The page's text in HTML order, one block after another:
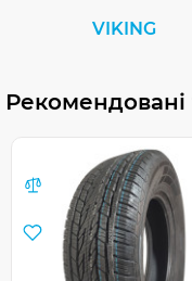
VIKING
Рекомендовані